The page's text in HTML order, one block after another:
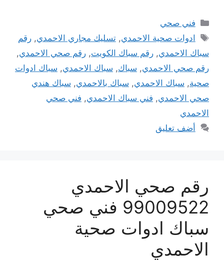
التصنيفات
فني صحي
الوسوم
ادوات صحية الاحمدي,تسليك مجاري الاحمدي,رقم
سباك الاحمدي, رقم سباك الكويت, رقم صحي الاحمدي,
رقم صحي الاحمدي, سباك, سباك الاحمدي, سباك ادوات
صحية, سباك الاحمدي, سباك بالاحمدي, سباك هندي
صحي الاحمدي, فني سباك الاحمدي, فني صحي
الاحمدي
أضف تعليق
رقم صحي الاحمدي
99009522 فني صحي
سباك ادوات صحية
الاحمدي